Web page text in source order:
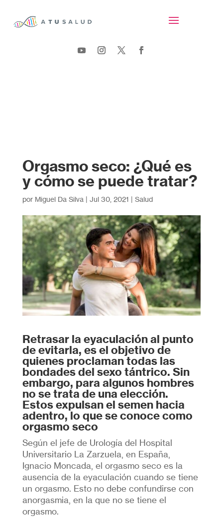
Orgasmo seco: ¿Qué es
y cómo se puede tratar?
por Miguel Da Silva | Jul 30, 2021 | Salud
Retrasar la eyaculación al punto
de evitarla, es el objetivo de
quienes proclaman todas las
bondades del sexo tántrico. Sin
embargo, para algunos hombres
no se trata de una elección.
Estos expulsan el semen hacia
adentro, lo que se conoce como
orgasmo seco
Según el jefe de Urología del Hospital
Universitario La Zarzuela, en España,
Ignacio Moncada, el orgasmo seco es la
ausencia de la eyaculación cuando se tiene
un orgasmo. Esto no debe confundirse con
anorgasmia, en la que no se tiene el
orgasmo.